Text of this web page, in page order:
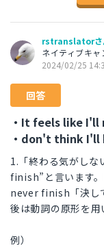
rstranslatorさ
ネイティブキ
2024/02/25
回答
・It feels like I'll
・don't think I'll
1.「終わる気がし
finish”と言います
never finish「決し
後は動詞の原形を用
例）